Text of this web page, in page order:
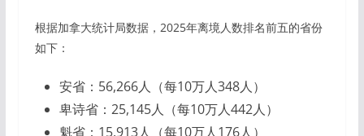
根据加拿大统计局数据，2025年离境人数排名前五的省份
如下：
安省：56,266人（每10万人348人）
卑诗省：25,145人（每10万人442人）
魁省：15,913人（每10万人176人）